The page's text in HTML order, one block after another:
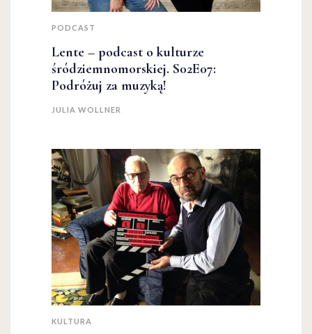
PODCAST
Lente – podcast o kulturze
śródziemnomorskiej. S02E07:
Podróżuj za muzyką!
JULIA WOLLNER
KULTURA